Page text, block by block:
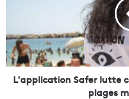
i
c
a
L'application Safer lutte
plages